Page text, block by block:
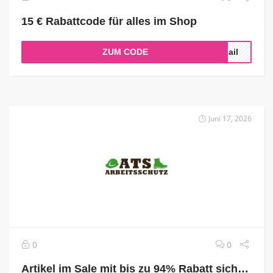
15 € Rabattcode für alles im Shop
ZUM CODE Mail
Juni 17, 2026
0 0
Artikel im Sale mit bis zu 94% Rabatt sichern